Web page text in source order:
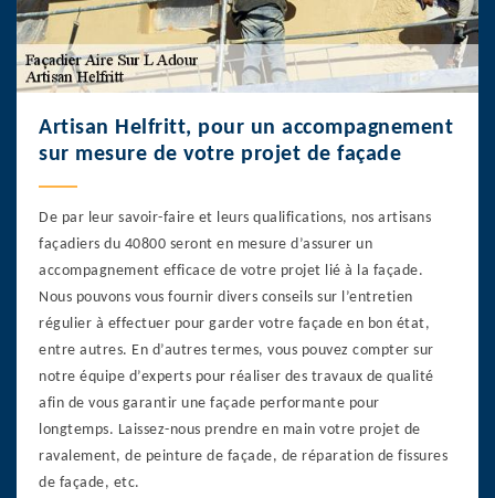
Artisan Helfritt, pour un accompagnement
sur mesure de votre projet de façade
De par leur savoir-faire et leurs qualifications, nos artisans
façadiers du 40800 seront en mesure d’assurer un
accompagnement efficace de votre projet lié à la façade.
Nous pouvons vous fournir divers conseils sur l’entretien
régulier à effectuer pour garder votre façade en bon état,
entre autres. En d’autres termes, vous pouvez compter sur
notre équipe d’experts pour réaliser des travaux de qualité
afin de vous garantir une façade performante pour
longtemps. Laissez-nous prendre en main votre projet de
ravalement, de peinture de façade, de réparation de fissures
de façade, etc.